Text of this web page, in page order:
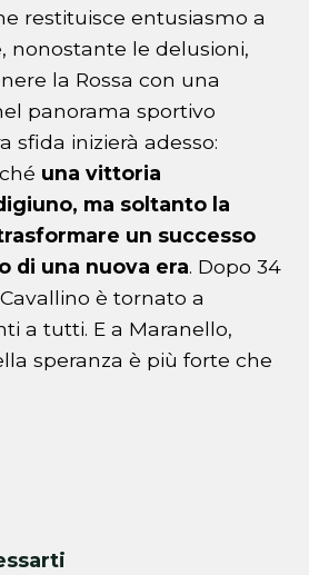
restituisce entusiasmo a
nonostante le delusioni,
la Rossa con una
panorama sportivo
sfida inizierà adesso:
una vittoria
ma soltanto la
un successo
di una nuova era. Dopo 34
è tornato a
a tutti. E a Maranello,
speranza è più forte che